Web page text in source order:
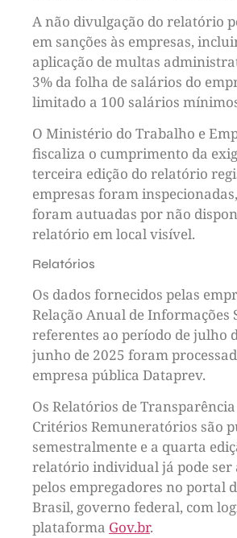
A não divulgação do relatório
em sanções às empresas,
aplicação de multas
3% da folha de salários do
limitado a 100 salários
O Ministério do Trabalho e
fiscaliza o cumprimento da
terceira edição do relatório
empresas foram
foram autuadas por não
relatório em local visível.
Relatórios
Os dados fornecidos pelas
Relação Anual de Informações
referentes ao período de julho
junho de 2025 foram
empresa pública Dataprev.
Os Relatórios de
Critérios Remuneratórios são
semestralmente e a quarta
relatório individual já pode ser
pelos empregadores no portal
Brasil, governo federal, com
plataforma Gov.br.